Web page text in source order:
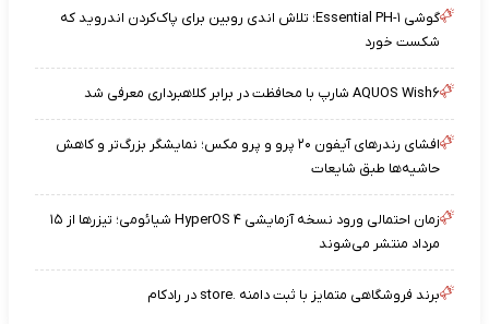
گوشی Essential PH-۱؛ تلاش اندی روبین برای پاک‌کردن اندروید که
شکست خورد
AQUOS Wish۶ شارپ با محافظت در برابر کلاهبرداری معرفی شد
افشای رندرهای آیفون ۲۰ پرو و پرو مکس؛ نمایشگر بزرگ‌تر و کاهش
حاشیه‌ها طبق شایعات
زمان احتمالی ورود نسخه آزمایشی HyperOS ۴ شیائومی؛ تیزرها از ۱۵
مرداد منتشر می‌شوند
برند فروشگاهی متمایز با ثبت دامنه .store در رادکام